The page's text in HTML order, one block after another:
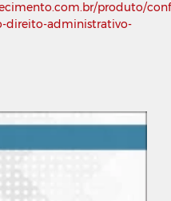
produto/
direito-administrativo-